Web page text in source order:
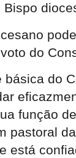
do
básica do
função
pastoral
está